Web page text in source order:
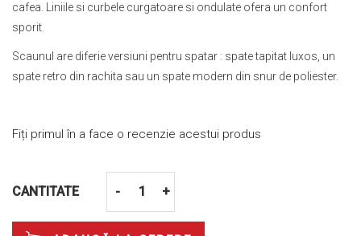
cafea. Liniile si curbele curgatoare si ondulate ofera un confort
sporit.
Scaunul are diferie versiuni pentru spatar : spate tapitat luxos, un
spate retro din rachita sau un spate modern din snur de poliester.
Fiți primul în a face o recenzie acestui produs
CANTITATE - +
gallery